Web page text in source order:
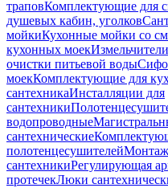
траповКомплектующие для
душевых кабин, уголков
мойкиКухонные мойки со
кухонных моек
очистки питьевой воды
моекКомплектующие для
сантехникаИнсталляции для
сантехники
водопроводные
сантехнические
полотенцесушителей
сантехникиРегулирующая
протечекЛюки